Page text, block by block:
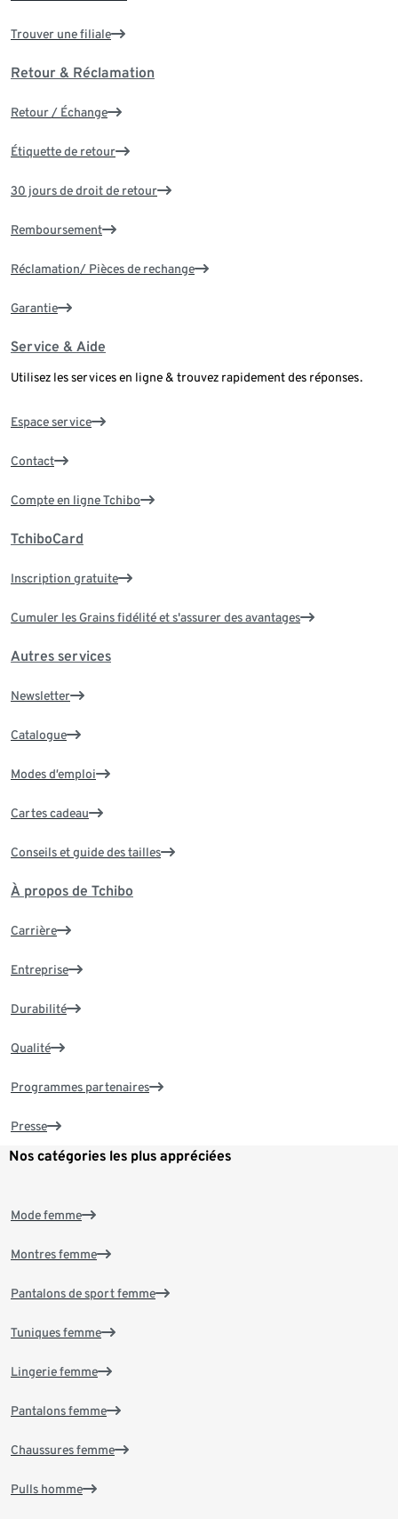
Trouver une filiale
Retour & Réclamation
Retour / Échange
Étiquette de retour
30 jours de droit de retour
Remboursement
Réclamation/ Pièces de rechange
Garantie
Service & Aide
Utilisez les services en ligne & trouvez rapidement des réponses.
Espace service
Contact
Compte en ligne Tchibo
TchiboCard
Inscription gratuite
Cumuler les Grains fidélité et s'assurer des avantages
Autres services
Newsletter
Catalogue
Modes d’emploi
Cartes cadeau
Conseils et guide des tailles
À propos de Tchibo
Carrière
Entreprise
Durabilité
Qualité
Programmes partenaires
Presse
Nos catégories les plus appréciées
Mode femme
Montres femme
Pantalons de sport femme
Tuniques femme
Lingerie femme
Pantalons femme
Chaussures femme
Pulls homme